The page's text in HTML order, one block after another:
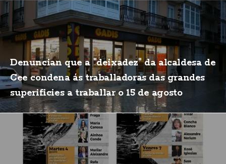
Denuncian que a "deixadez" da alcaldesa de
Cee condena ás traballadoras das grandes
superificies a traballar o 15 de agosto